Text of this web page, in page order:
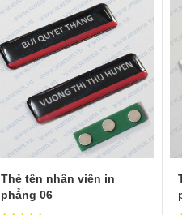
Thẻ tên nhân viên in
phẳng 06